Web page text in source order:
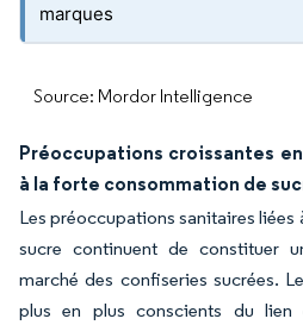
marques
Source: Mordor Intelligence
Préoccupations croissantes
à la forte consommation de
Les préoccupations sanitaires
sucre continuent de constituer
marché des confiseries sucrées.
plus en plus conscients du lien